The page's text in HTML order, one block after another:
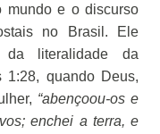
mundo e o discurso
no Brasil. Ele
literalidade da
1:28, quando Deus,
“abençoou-os e
enchei a terra, e